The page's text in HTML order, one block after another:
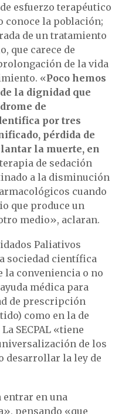
esfuerzo terapéutico
conoce la población;
de un tratamiento
que carece de
de la vida
«Poco hemos
la dignidad que
de
por tres
pérdida de
la muerte, en
de sedación
a la disminución
cuando
que produce un
medio», aclaran.
Paliativos
sociedad científica
la conveniencia o no
médica para
de prescripción
como en la de
SECPAL «tiene
de los
desarrollar la ley de
entrar en una
pensando «que